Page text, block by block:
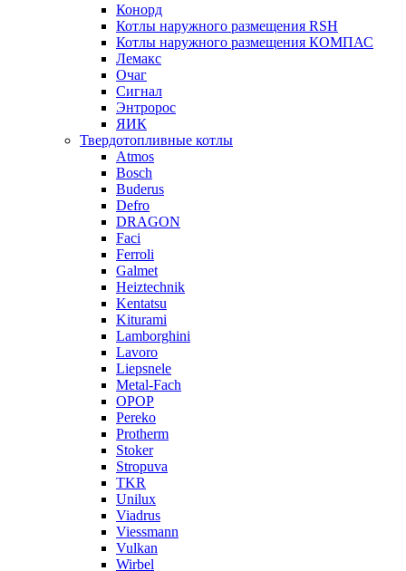
Конорд
Котлы наружного размещения RSH
Котлы наружного размещения КОМПАС
Лемакс
Очаг
Сигнал
Энтророс
ЯИК
Твердотопливные котлы
Atmos
Bosch
Buderus
Defro
DRAGON
Faci
Ferroli
Galmet
Heiztechnik
Kentatsu
Kiturami
Lamborghini
Lavoro
Liepsnele
Metal-Fach
OPOP
Pereko
Protherm
Stoker
Stropuva
TKR
Unilux
Viadrus
Viessmann
Vulkan
Wirbel